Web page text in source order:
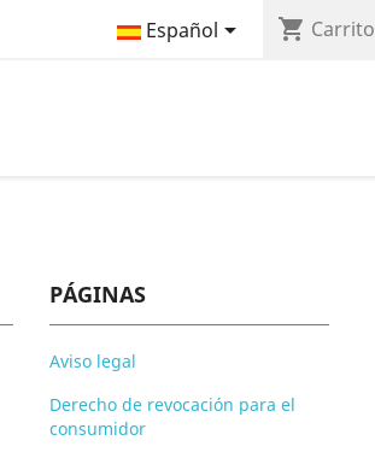
Español shopping_cart Carrito
PÁGINAS
Aviso legal
Derecho de revocación para el
consumidor